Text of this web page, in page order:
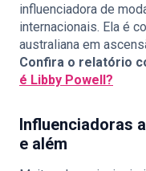
influenciadora de
internacionais. Ela é
australiana em
Confira o relatório
é Libby Powell?
Influenciadoras
e além